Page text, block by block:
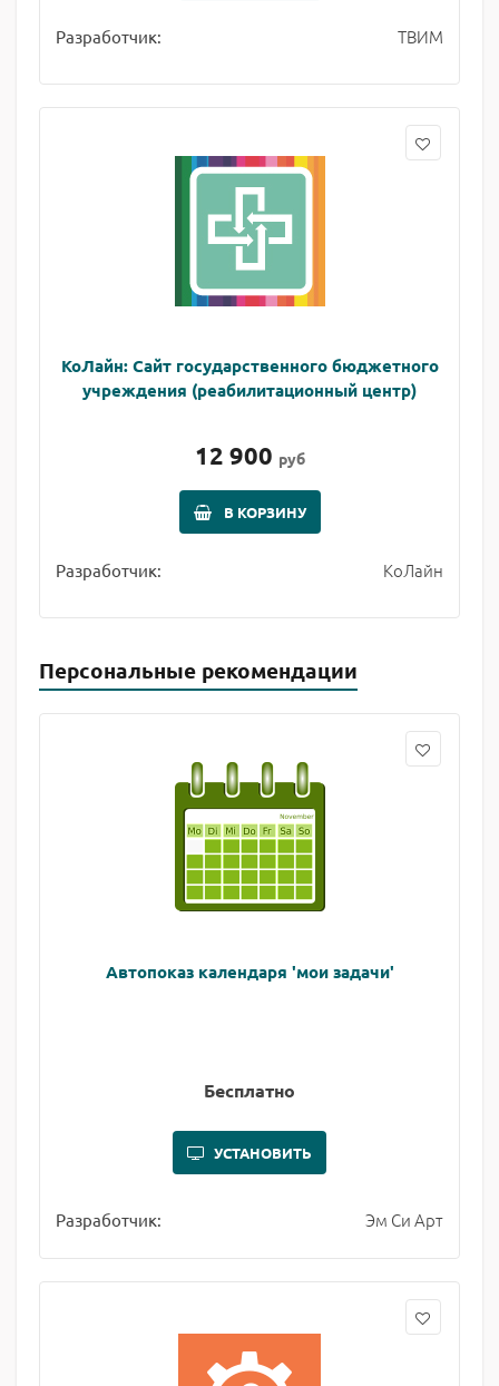
Разработчик: ТВИМ
КоЛайн: Сайт государственного бюджетного
учреждения (реабилитационный центр)
12 900 руб
В КОРЗИНУ
Разработчик: КоЛайн
Персональные рекомендации
Автопоказ календаря 'мои задачи'
Бесплатно
УСТАНОВИТЬ
Разработчик: Эм Си Арт